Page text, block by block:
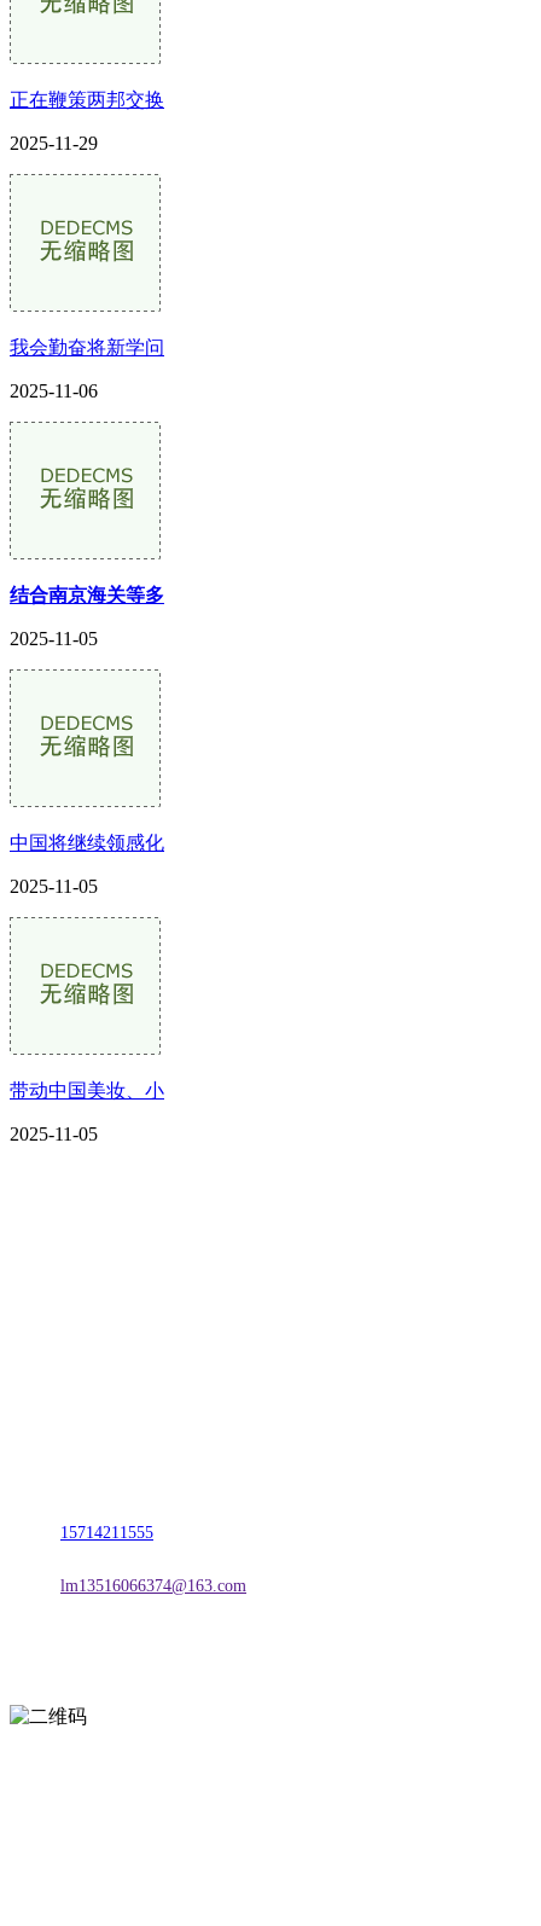
正在鞭策两邦交换
2025-11-29
我会勤奋将新学问
2025-11-06
结合南京海关等多
2025-11-05
中国将继续领感化
2025-11-05
带动中国美妆、小
2025-11-05
15714211555
lm13516066374@163.com